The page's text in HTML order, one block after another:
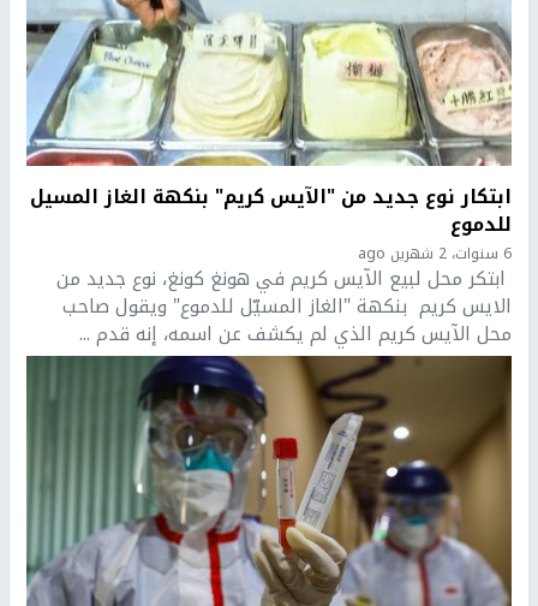
ابتكار نوع جديد من "الآيس كريم" بنكهة الغاز المسيل
للدموع
6 سنوات، 2 شهرين ago
ابتكر محل لبيع الآيس كريم في هونغ كونغ، نوع جديد من
الايس كريم بنكهة "الغاز المسيّل للدموع" ويقول صاحب
محل الآيس كريم الذي لم يكشف عن اسمه، إنه قدم ...